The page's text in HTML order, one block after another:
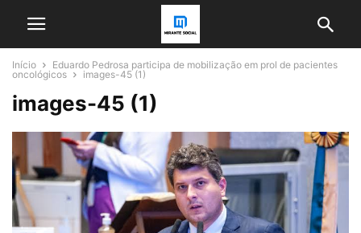
Início
Eduardo Pedrosa participa de mobilização em prol de pacientes
oncológicos
images-45 (1)
images-45 (1)